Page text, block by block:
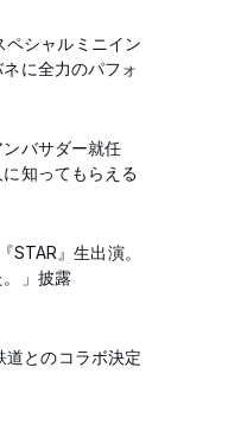
シャルミニイン
に全力のパフォ
バサダー就任
に知ってもらえる
STAR』生出演。
」披露
道とのコラボ決定